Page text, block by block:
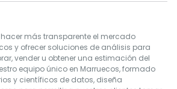
hacer más transparente el mercado
y ofrecer soluciones de análisis para
vender u obtener una estimación del
equipo único en Marruecos, formado
y científicos de datos, diseña